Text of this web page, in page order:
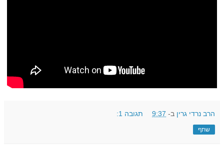
הרב נרדי גרין ב- 9:37 תגובה 1:
שתף